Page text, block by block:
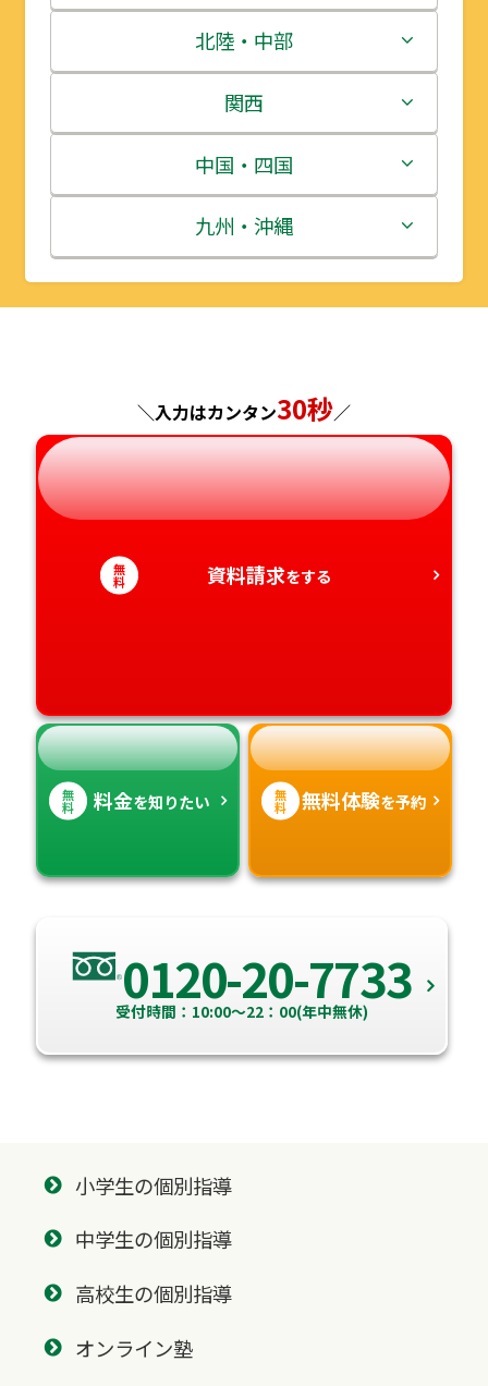
青森県
岩手県
宮城県
秋田県
山形県
茨城県
栃木県
群馬県
埼玉県
千葉県
神奈川県
北陸・中部
新潟県
富山県
石川県
福井県
長野県
岐阜県
静岡県
愛知県
関西
三重県
滋賀県
京都府
兵庫県
奈良県
和歌山県
中国・四国
鳥取県
島根県
広島県
山口県
徳島県
香川県
高知県
九州・沖縄
福岡県
長崎県
熊本県
大分県
宮崎県
沖縄県
＼入力はカンタン30秒／
無
料 資料請求をする
無
料 料金を知りたい 無
料 無料体験を予約
0120-20-7733
受付時間：10:00～22：00(年中無休)
小学生の個別指導
中学生の個別指導
高校生の個別指導
オンライン塾